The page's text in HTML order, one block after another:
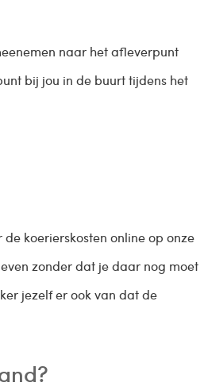
naar het afleverpunt
bij jou in de buurt tijdens het
koerierskosten online op onze
zonder dat je daar nog moet
jezelf er ook van dat de